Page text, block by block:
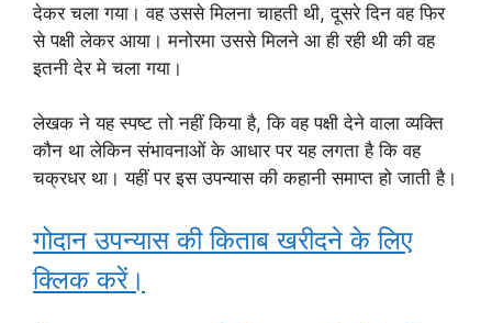
देकर चला गया। वह उससे मिलना चाहती थी, दूसरे दिन वह फिर
से पक्षी लेकर आया। मनोरमा उससे मिलने आ ही रही थी की वह
इतनी देर मे चला गया।
लेखक ने यह स्पष्ट तो नहीं किया है, कि वह पक्षी देने वाला व्यक्ति
कौन था लेकिन संभावनाओं के आधार पर यह लगता है कि वह
चक्रधर था। यहीं पर इस उपन्यास की कहानी समाप्त हो जाती है।
गोदान उपन्यास की किताब खरीदने के लिए
क्लिक करें।